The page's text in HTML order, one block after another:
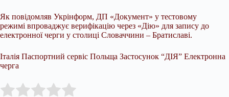
Як повідомляв Укрінформ, ДП «Документ» у тестовому
режимі впроваджує верифікацію через «Дію» для запису до
електронної черги у столиці Словаччини – Братиславі.
Італія Паспортний сервіс Польща Застосунок “ДІЯ” Електронна
черга
Rate this item: